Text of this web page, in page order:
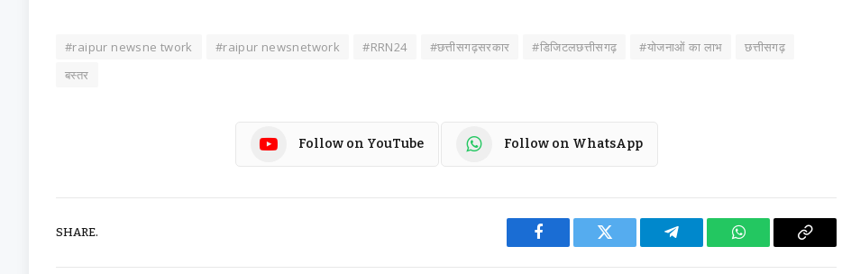
#raipur newsne twork #raipur newsnetwork #RRN24 #छत्तीसगढ़सरकार #डिजिटलछत्तीसगढ़ #योजनाओं का लाभ
छत्तीसगढ़
बस्तर
Follow on YouTube Follow on WhatsApp
SHARE.
Facebook Twitter Telegram WhatsAppCopy